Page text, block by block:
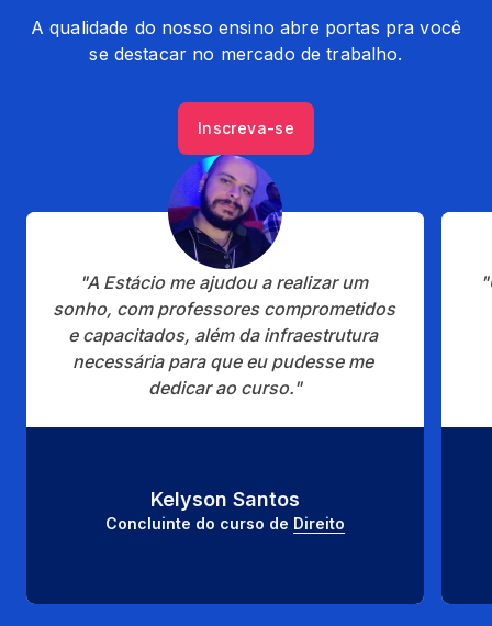
A qualidade do nosso ensino abre portas pra você
se destacar no mercado de trabalho.
Inscreva-se
"A Estácio me ajudou a realizar um
sonho, com professores comprometidos
e capacitados, além da infraestrutura
necessária para que eu pudesse me
dedicar ao curso."
Kelyson Santos
Concluinte do curso de Direito